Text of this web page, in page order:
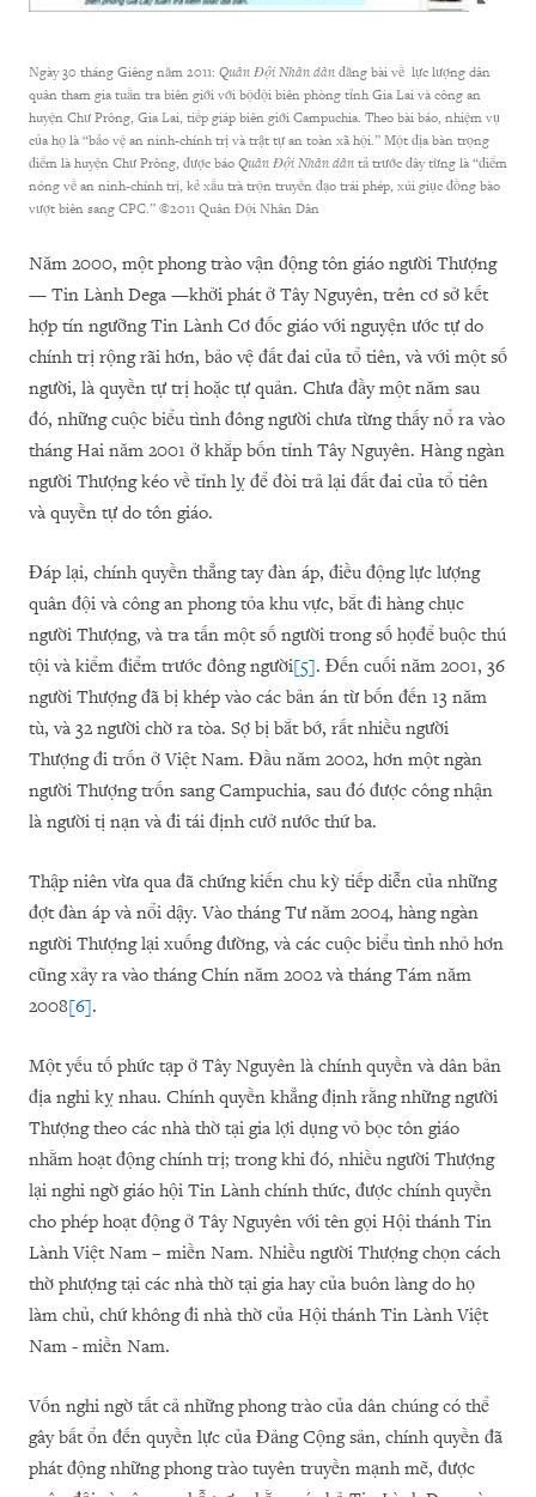
Ngày 30 tháng Giêng năm 2011: Quân Đội Nhân dân đăng bài về lực lượng dân
quân tham gia tuần tra biên giới với bộđội biên phòng tỉnh Gia Lai và công an
huyện Chư Prông, Gia Lai, tiếp giáp biên giới Campuchia. Theo bài báo, nhiệm vụ
của họ là “bảo vệ an ninh-chính trị và trật tự an toàn xã hội.” Một địa bàn trọng
điểm là huyện Chư Prông, được báo Quân Đội Nhân dân tả trước đây từng là “điểm
nóng về an ninh-chính trị, kẻ xấu trà trộn truyền đạo trái phép, xúi giục đồng bào
vượt biên sang CPC.” ©2011 Quân Đội Nhân Dân
Năm 2000, một phong trào vận động tôn giáo người Thượng
— Tin Lành Dega —khởi phát ở Tây Nguyên, trên cơ sở kết
hợp tín ngưỡng Tin Lành Cơ đốc giáo với nguyện ước tự do
chính trị rộng rãi hơn, bảo vệ đất đai của tổ tiên, và với một số
người, là quyền tự trị hoặc tự quản. Chưa đầy một năm sau
đó, những cuộc biểu tình đông người chưa từng thấy nổ ra vào
tháng Hai năm 2001 ở khắp bốn tỉnh Tây Nguyên. Hàng ngàn
người Thượng kéo về tỉnh lỵ để đòi trả lại đất đai của tổ tiên
và quyền tự do tôn giáo.
Đáp lại, chính quyền thẳng tay đàn áp, điều động lực lượng
quân đội và công an phong tỏa khu vực, bắt đi hàng chục
người Thượng, và tra tấn một số người trong số họđể buộc thú
tội và kiểm điểm trước đông người[5]. Đến cuối năm 2001, 36
người Thượng đã bị khép vào các bản án từ bốn đến 13 năm
tù, và 32 người chờ ra tòa. Sợ bị bắt bớ, rất nhiều người
Thượng đi trốn ở Việt Nam. Đầu năm 2002, hơn một ngàn
người Thượng trốn sang Campuchia, sau đó được công nhận
là người tị nạn và đi tái định cưở nước thứ ba.
Thập niên vừa qua đã chứng kiến chu kỳ tiếp diễn của những
đợt đàn áp và nổi dậy. Vào tháng Tư năm 2004, hàng ngàn
người Thượng lại xuống đường, và các cuộc biểu tình nhỏ hơn
cũng xảy ra vào tháng Chín năm 2002 và tháng Tám năm
2008[6].
Một yếu tố phức tạp ở Tây Nguyên là chính quyền và dân bản
địa nghi kỵ nhau. Chính quyền khẳng định rằng những người
Thượng theo các nhà thờ tại gia lợi dụng vỏ bọc tôn giáo
nhằm hoạt động chính trị; trong khi đó, nhiều người Thượng
lại nghi ngờ giáo hội Tin Lành chính thức, được chính quyền
cho phép hoạt động ở Tây Nguyên với tên gọi Hội thánh Tin
Lành Việt Nam – miền Nam. Nhiều người Thượng chọn cách
thờ phượng tại các nhà thờ tại gia hay của buôn làng do họ
làm chủ, chứ không đi nhà thờ của Hội thánh Tin Lành Việt
Nam - miền Nam.
Vốn nghi ngờ tất cả những phong trào của dân chúng có thể
gây bất ổn đến quyền lực của Đảng Cộng sản, chính quyền đã
phát động những phong trào tuyên truyền mạnh mẽ, được